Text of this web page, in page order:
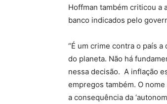
Hoffman também criticou a
banco indicados pelo
“É um crime contra o país
do planeta. Não há
nessa decisão. A inflação
empregos também. O
a consequência da